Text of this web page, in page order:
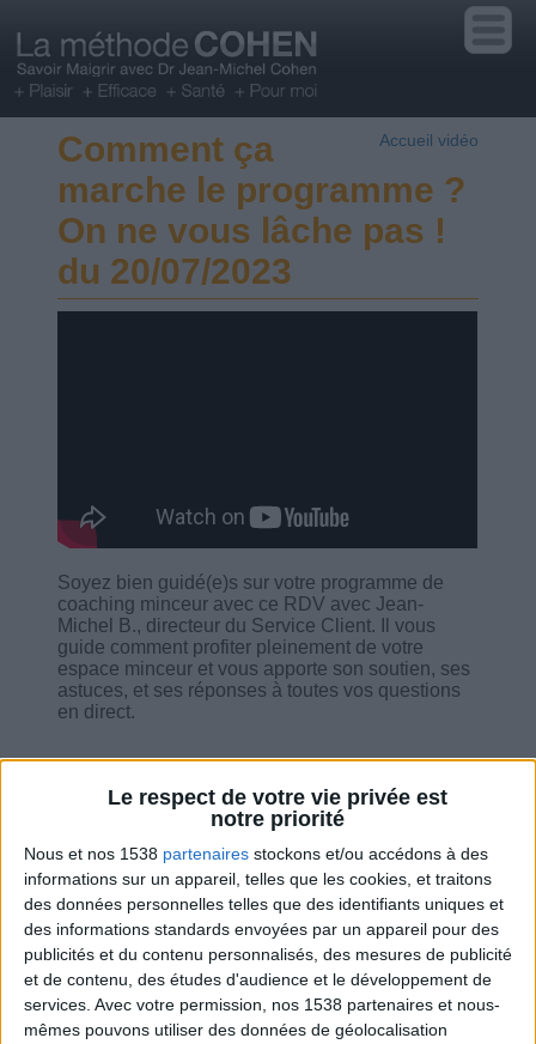
Le respect de votre vie privée est
notre priorité
Nous et nos 1538 partenaires stockons et/ou accédons à des
informations sur un appareil, telles que les cookies, et traitons
des données personnelles telles que des identifiants uniques et
des informations standards envoyées par un appareil pour des
publicités et du contenu personnalisés, des mesures de publicité
et de contenu, des études d'audience et le développement de
services. Avec votre permission, nos 1538 partenaires et nous-
mêmes pouvons utiliser des données de géolocalisation
Accueil vidéo
Comment ça
marche le programme ?
On ne vous lâche pas !
du 20/07/2023
Soyez bien guidé(e)s sur votre programme de
coaching minceur avec ce RDV avec Jean-
Michel B., directeur du Service Client. Il vous
guide comment profiter pleinement de votre
espace minceur et vous apporte son soutien, ses
astuces, et ses réponses à toutes vos questions
en direct.
Combien de kilos souhaitez-vous perdre ?
Moins de
5 kilos
De 5 à 10
kilos
Plus de
10 kilos
Service-client & Motivation Voir tout